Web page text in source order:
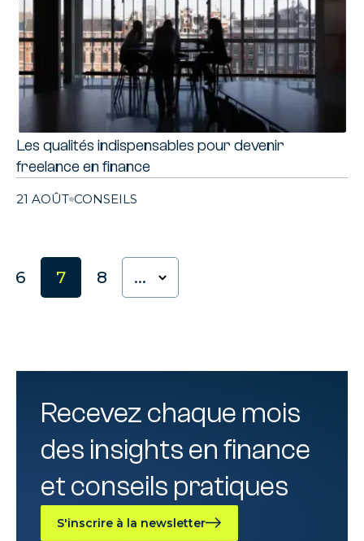
Les qualités indispensables pour devenir
freelance en finance
21 AOÛT CONSEILS
6 7 8 ...
Recevez chaque mois
des insights en finance
et conseils pratiques
S'inscrire à la newsletter